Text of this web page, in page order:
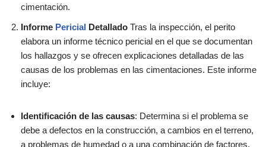
cimentación.
Informe Pericial Detallado Tras la inspección, el perito
elabora un informe técnico pericial en el que se documentan
los hallazgos y se ofrecen explicaciones detalladas de las
causas de los problemas en las cimentaciones. Este informe
incluye:
Identificación de las causas: Determina si el problema se
debe a defectos en la construcción, a cambios en el terreno,
a problemas de humedad o a una combinación de factores.